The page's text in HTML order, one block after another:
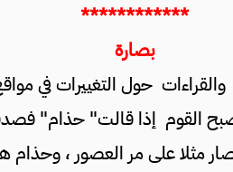
************
بصارة
حول التغييرات في
القوم إذا قالت" حذام"
على مر العصور ، وحذام هي